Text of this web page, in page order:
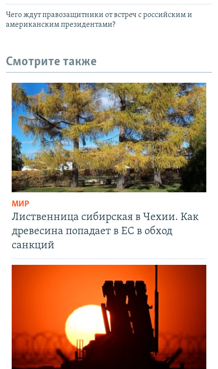
Чего ждут правозащитники от встреч с российским и
американским президентами?
Смотрите также
МИР
Лиственница сибирская в Чехии. Как
древесина попадает в ЕС в обход
санкций